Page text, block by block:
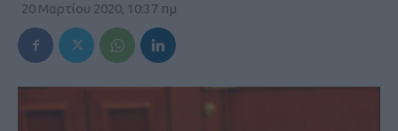
20 Μαρτίου 2020, 10:37 πμ